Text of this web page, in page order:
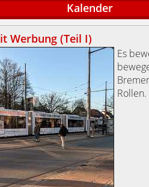
Kalender
Werbung (Teil I)
Es
Rollen.